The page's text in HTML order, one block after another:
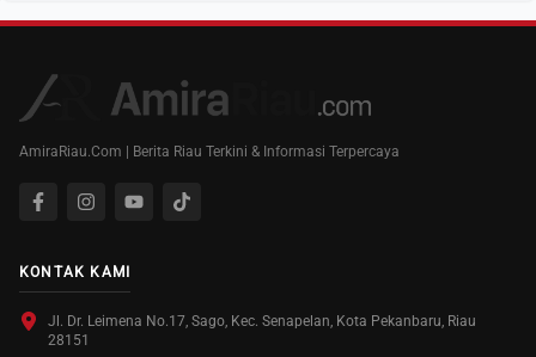
AmiraRiau.Com | Berita Riau Terkini & Informasi Terpercaya
KONTAK KAMI
Jl. Dr. Leimena No.17, Sago, Kec. Senapelan, Kota Pekanbaru, Riau
28151